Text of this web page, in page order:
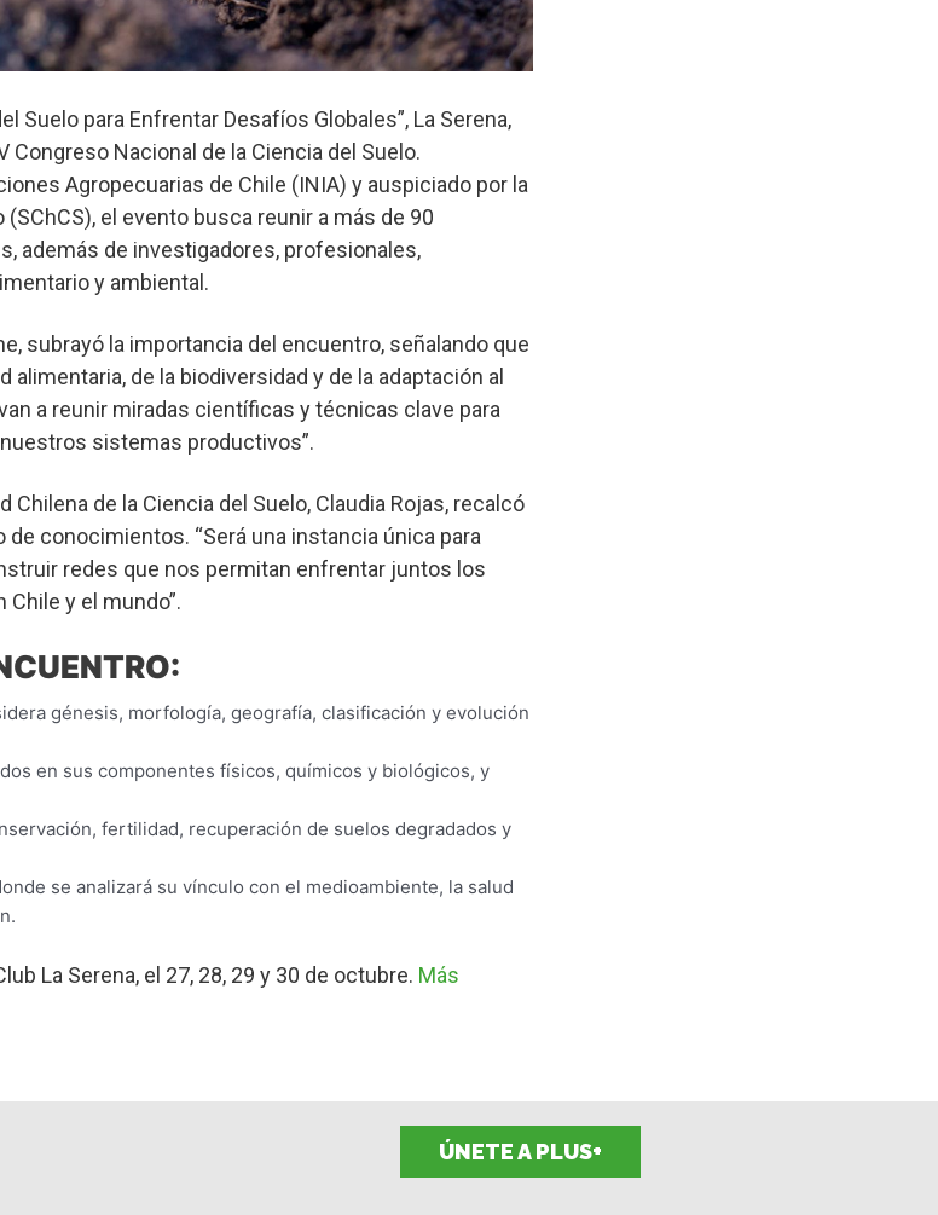
Suelo para Enfrentar Desafíos Globales”, La Serena,
Congreso Nacional de la Ciencia del Suelo.
Agropecuarias de Chile (INIA) y auspiciado por la
el evento busca reunir a más de 90
además de investigadores, profesionales,
y ambiental.
subrayó la importancia del encuentro, señalando que
de la biodiversidad y de la adaptación al
a reunir miradas científicas y técnicas clave para
sistemas productivos”.
Chilena de la Ciencia del Suelo, Claudia Rojas, recalcó
conocimientos. “Será una instancia única para
redes que nos permitan enfrentar juntos los
y el mundo”.
génesis, morfología, geografía, clasificación y evolución
en sus componentes físicos, químicos y biológicos, y
fertilidad, recuperación de suelos degradados y
se analizará su vínculo con el medioambiente, la salud
La Serena, el 27, 28, 29 y 30 de octubre. Más
ÚNETE A PLUS+